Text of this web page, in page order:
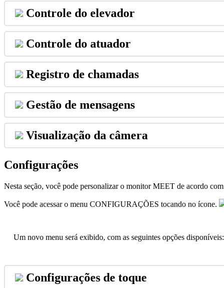
Controle do elevador
Controle do atuador
Registro de chamadas
Gestão de mensagens
Visualização da câmera
Configurações
Nesta seção, você pode personalizar o monitor MEET de acordo com
Você pode acessar o menu CONFIGURAÇÕES tocando no ícone.
Um novo menu será exibido, com as seguintes opções disponíveis:
Configurações de toque